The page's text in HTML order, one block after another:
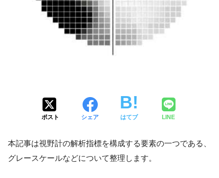
ポスト シェア はてブ LINE
本記事は視野計の解析指標を構成する要素の一つである、
グレースケールなどについて整理します。